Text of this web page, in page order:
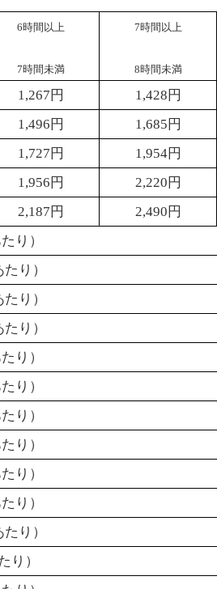
6時間以上
7時間未満
7時間以上
8時間未満
1,267 円 1,428 円
1,496 円 1,685 円
1,727 円 1,954円
1,956 円 2,220 円
2,187 円 2,490 円
り）
り）
り）
り）
り）
り）
り）
り）
り）
り）
たり）
り）